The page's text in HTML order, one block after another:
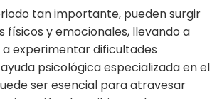
tan importante, pueden surgir
físicos y emocionales, llevando a
a experimentar dificultades
psicológica especializada en el
ser esencial para atravesar